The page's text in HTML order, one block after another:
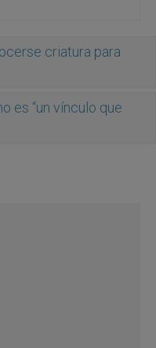
criatura para
es “un vínculo que